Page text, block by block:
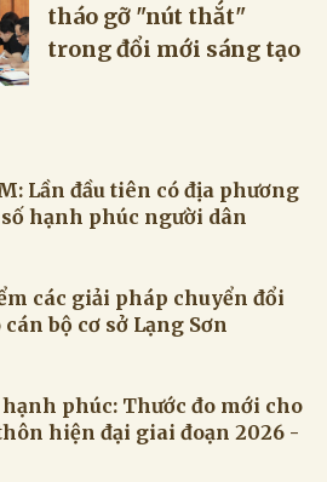
tháo gỡ "nút thắt"
trong đổi mới sáng tạo
Lần đầu tiên có địa phương
hạnh phúc người dân
các giải pháp chuyển đổi
cán bộ cơ sở Lạng Sơn
hạnh phúc: Thước đo mới cho
hiện đại giai đoạn 2026 -